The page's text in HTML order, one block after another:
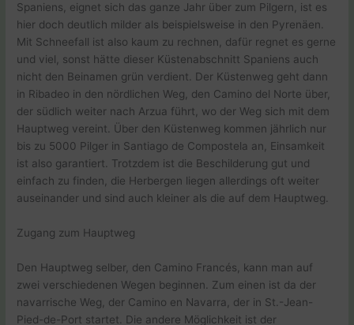
Spaniens, eignet sich das ganze Jahr über zum Pilgern, ist es
hier doch deutlich milder als beispielsweise in den Pyrenäen.
Mit Schneefall ist also kaum zu rechnen, dafür regnet es gerne
und viel, sonst hätte dieser Küstenabschnitt Spaniens auch
nicht den Beinamen grün verdient. Der Küstenweg geht dann
in Ribadeo in den nördlichen Weg, den Camino del Norte über,
der südlich weiter nach Arzua führt, wo der Weg sich mit dem
Hauptweg vereint. Über den Küstenweg kommen jährlich nur
bis zu 5000 Pilger in Santiago de Compostela an, Einsamkeit
ist also garantiert. Trotzdem ist die Beschilderung gut und
einfach zu finden, die Herbergen liegen allerdings oft weiter
auseinander und sind auch kleiner als die auf dem Hauptweg.
Zugang zum Hauptweg
Den Hauptweg selber, den Camino Francés, kann man auf
zwei verschiedenen Wegen beginnen. Zum einen ist da der
navarrische Weg, der Camino en Navarra, der in St.-Jean-
Pied-de-Port startet. Die andere Möglichkeit ist der